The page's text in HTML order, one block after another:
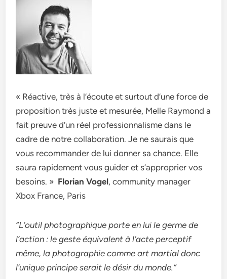
« Réactive, très à l’écoute et surtout d’une force de
proposition très juste et mesurée, Melle Raymond a
fait preuve d’un réel professionnalisme dans le
cadre de notre collaboration. Je ne saurais que
vous recommander de lui donner sa chance. Elle
saura rapidement vous guider et s’approprier vos
besoins. » Florian Vogel, community manager
Xbox France, Paris
“L’outil photographique porte en lui le germe de
l’action : le geste équivalent à l’acte perceptif
même, la photographie comme art martial donc
l’unique principe serait le désir du monde.”